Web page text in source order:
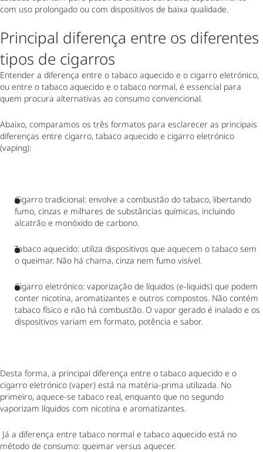
com uso prolongado ou com dispositivos de baixa qualidade.
Principal diferença entre os diferentes
tipos de cigarros
Entender a diferença entre o tabaco aquecido e o cigarro eletrónico,
ou entre o tabaco aquecido e o tabaco normal, é essencial para
quem procura alternativas ao consumo convencional.
Abaixo, comparamos os três formatos para esclarecer as principais
diferenças entre cigarro, tabaco aquecido e cigarro eletrónico
(vaping):
Cigarro tradicional: envolve a combustão do tabaco, libertando
fumo, cinzas e milhares de substâncias químicas, incluindo
alcatrão e monóxido de carbono.
Tabaco aquecido: utiliza dispositivos que aquecem o tabaco sem
o queimar. Não há chama, cinza nem fumo visível.
Cigarro eletrónico: vaporização de líquidos (e-liquids) que podem
conter nicotina, aromatizantes e outros compostos. Não contém
tabaco físico e não há combustão. O vapor gerado é inalado e os
dispositivos variam em formato, potência e sabor.
Desta forma, a principal diferença entre o tabaco aquecido e o
cigarro eletrónico (vaper) está na matéria-prima utilizada. No
primeiro, aquece-se tabaco real, enquanto que no segundo
vaporizam líquidos com nicotina e aromatizantes.
Já a diferença entre tabaco normal e tabaco aquecido está no
método de consumo: queimar versus aquecer.